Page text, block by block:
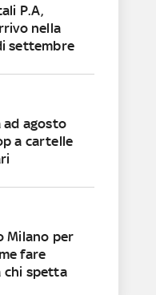
P.A,
nella
settembre
ad agosto
a cartelle
Milano per
fare
chi spetta